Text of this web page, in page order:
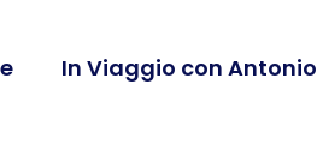
In Viaggio con Antonio